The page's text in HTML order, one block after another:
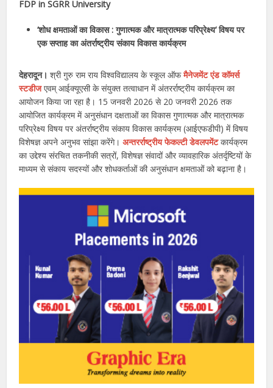
FDP in SGRR University
‘शोध क्षमताओं का विकास : गुणात्मक और मात्रात्मक परिप्रेक्ष्य‘ विषय पर
एक सप्ताह का अंतर्राष्ट्रीय संकाय विकास कार्यक्रम
देहरादून। श्री गुरु राम राय विश्वविद्यालय के स्कूल ऑफमैनेजमेंट एंड कॉमर्स
स्टडीजएवम् आईक्यूएसी के संयुक्त तत्वाधान में अंतरर्राष्ट्रीय कार्यक्रम का
आयोजन किया जा रहा है। 15 जनवरी 2026 से 20 जनवरी 2026 तक
आयोजित कार्यक्रम में अनुसंधान दक्षताओं का विकास गुणात्मक और मात्रात्मक
परिप्रेक्ष्य विषय पर अंतर्राष्ट्रीय संकाय विकास कार्यक्रम (आईएफडीपी) में विषय
विशेषज्ञ अपने अनुभव सांझा करेंगे।अन्तरर्राष्ट्रीय फेकल्टी डेवलपमेंटकार्यक्रम
का उद्देश्य संरचित तकनीकी सत्रों, विशेषज्ञ संवादों और व्यावहारिक अंतर्दृष्टियों के
माध्यम से संकाय सदस्यों और शोधकर्ताओं की अनुसंधान क्षमताओं को बढ़ाना है।